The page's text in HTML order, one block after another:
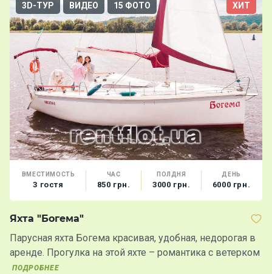
3D-ТУР ВИДЕО 15 ФОТО ХИТ
ВМЕСТИМОСТЬ
3 гостя
ЧАС
850 грн.
ПОЛДНЯ
3000 грн.
ДЕНЬ
6000 грн.
Яхта "Богема"
Парусная яхта Богема красивая, удобная, недорогая в
аренде. Прогулка на этой яхте – романтика с ветерком
ПОДРОБНЕЕ